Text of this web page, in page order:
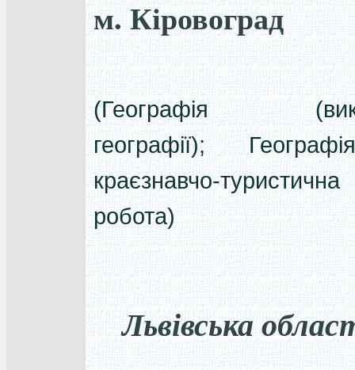
м. Кіровоград
(Географія
географії);
краєзнавчо-туристична
робота)
Львівська